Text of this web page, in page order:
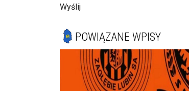
Wyślij
POWIĄZANE WPISY